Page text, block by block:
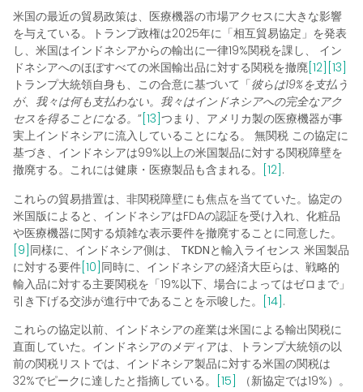
米国の最近の貿易政策は、医療機器の市場アクセスに大きな影響
を与えている。トランプ政権は2025年に「相互貿易協定」を発表
し、米国はインドネシアからの輸出に一律19%関税を課し、 イン
ドネシアへのほぼすべての米国輸出品に対する関税を撤廃 [12] [13]
トランプ大統領自身も、この合意に基づいて「彼らは19%を支払う
が、我々は何も支払わない。我々はインドネシアへの完全なアク
セスを得ることになる。 ” [13] つまり、アメリカ製の医療機器が事
実上インドネシアに流入していることになる。 無関税 この協定に
基づき、インドネシアは99%以上の米国製品に対する関税障壁を
撤廃する。これには健康・医療製品も含まれる。
[12] .
これらの貿易措置は、非関税障壁にも焦点を当てていた。協定の
米国版によると、インドネシアはFDAの認証を受け入れ、化粧品
や医療機器に関する煩雑な表示要件を撤廃することに同意した。
[9] 同様に、インドネシア側は、 TKDNと輸入ライセンス 米国製品
に対する要件[10] 同時に、インドネシアの経済大臣らは、戦略的
輸入品に対する主要関税を「19%以下、場合によってはゼロまで」
引き下げる交渉が進行中であることを示唆した。 [14] .
これらの協定以前、インドネシアの産業は米国による輸出関税に
直面していた。インドネシアのメディアは、トランプ大統領の以
前の関税リストでは、インドネシア製品に対する米国の関税は
32%でピークに達したと指摘している。 [15]
（新協定では19%）。